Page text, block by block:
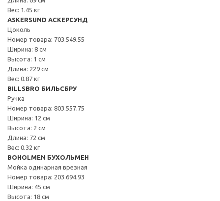
Вес: 1.45 кг
ASKERSUND АСКЕРСУНД
Цоколь
Номер товара: 703.549.55
Ширина: 8 см
Высота: 1 см
Длина: 229 см
Вес: 0.87 кг
BILLSBRO БИЛЬСБРУ
Ручка
Номер товара: 803.557.75
Ширина: 12 см
Высота: 2 см
Длина: 72 см
Вес: 0.32 кг
BOHOLMEN БУХОЛЬМЕН
Мойка одинарная врезная
Номер товара: 203.694.93
Ширина: 45 см
Высота: 18 см